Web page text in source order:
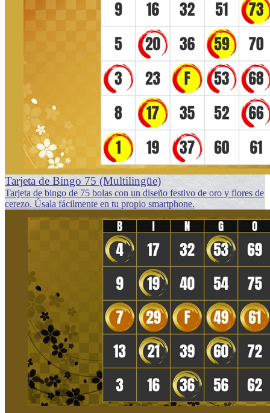
Tarjeta de Bingo 75 (Multilingüe)
Tarjeta de bingo de 75 bolas con un diseño festivo de oro y flores de
cerezo. Úsala fácilmente en tu propio smartphone.